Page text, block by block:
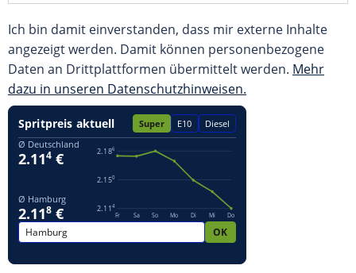
Ich bin damit einverstanden, dass mir externe Inhalte
angezeigt werden. Damit können personenbezogene
Daten an Drittplattformen übermittelt werden. Mehr
dazu in unseren Datenschutzhinweisen.